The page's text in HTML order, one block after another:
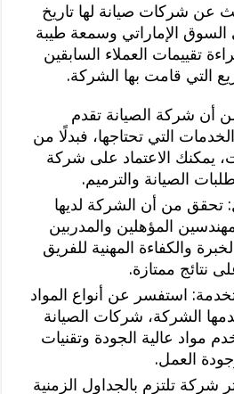
عن شركات صيانة لها تاريخ
الإماراتي وسمعة طيبة
تقييمات العملاء السابقين
التي قامت بها الشركة.
أن شركة الصيانة تقدم
التي تحتاجها، فبدلًا من
يمكنك الاعتماد على شركة
الصيانة والترميم.
تحقق من أن الشركة لديها
المؤهلين والمدربين
والكفاءة المهنية للفريق
نتائج ممتازة.
استفسر عن أنواع المواد
الشركة، شركات الصيانة
مواد عالية الجودة وتقنيات
العمل.
شركة تلتزم بالجداول الزمنية